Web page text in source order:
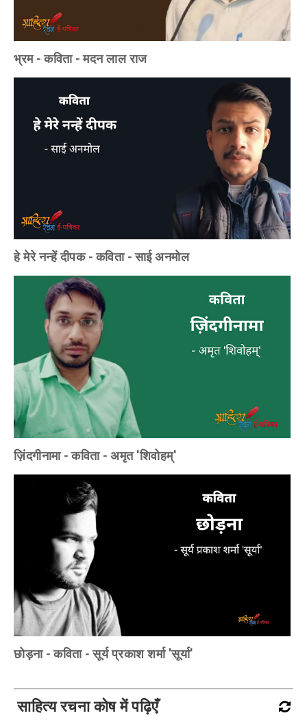
भ्रम - कविता - मदन लाल राज
हे मेरे नन्हें दीपक - कविता - साई अनमोल
ज़िंदगीनामा - कविता - अमृत 'शिवोहम्'
छोड़ना - कविता - सूर्य प्रकाश शर्मा 'सूर्या'
साहित्य रचना कोष में पढ़िएँ